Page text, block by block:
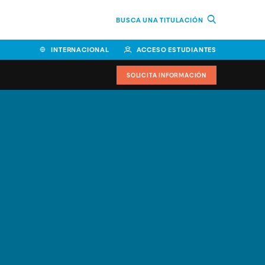
BUSCA UNA TITULACIÓN
INTERNACIONAL ACCESO ESTUDIANTES
SOLICITA INFORMACIÓN